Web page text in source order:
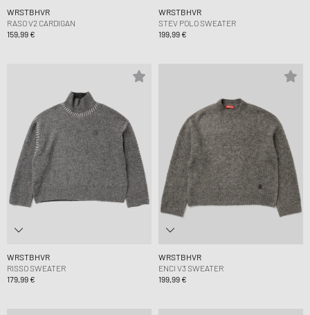
WRSTBHVR
RASO V2 CARDIGAN
159,99 €
WRSTBHVR
STEV POLO SWEATER
199,99 €
WRSTBHVR
RISSO SWEATER
179,99 €
WRSTBHVR
ENCI V3 SWEATER
199,99 €